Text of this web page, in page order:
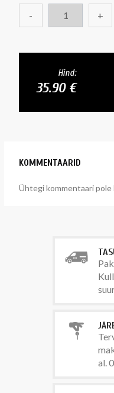
- +
Hind:
35.90 €
KOMMENTAARID
Ühtegi kommentaari pole
al.